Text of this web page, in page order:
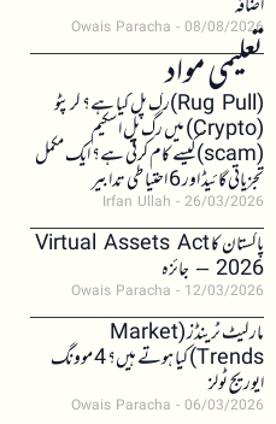
Owais Paracha 08/08/2026
تعلیمی مواد(Rug Pull)رگ پل کیا ہے؟ کرپٹو
(Crypto) میں رگ پل اسکیم
(scam)کیسے کام کرتی ہے؟ ایک مکمل
تجزیاتی گائیڈ اور 6 احتیاطی تدابیر
Irfan Ullah 26/03/2026
پاکستان کا Virtual Assets Act
2026 – جائزہ
Owais Paracha 12/03/2026
مارکیٹ ٹرینڈز (Market
Trends) کیا ہوتے ہیں؟ 4 موونگ
ایوریج ٹولز
Owais Paracha 06/03/2026